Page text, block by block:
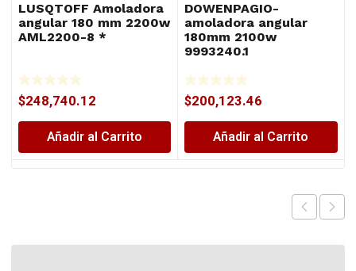
LUSQTOFF Amoladora
angular 180 mm 2200w
AML2200-8 *
$248,740.12
Añadir al Carrito
DOWENPAGIO-
amoladora angular
180mm 2100w
9993240.1
$200,123.46
Añadir al Carrito